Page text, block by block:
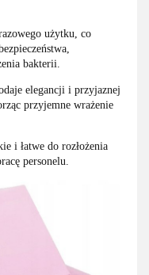
użytku, co
bakterii.
elegancji i przyjaznej
przyjemne wrażenie
i łatwe do rozłożenia
personelu.